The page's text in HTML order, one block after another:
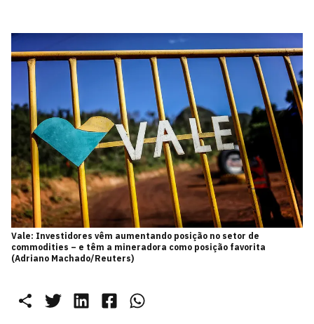
Vale: Investidores vêm aumentando posição no setor de
commodities – e têm a mineradora como posição favorita
(Adriano Machado/Reuters)